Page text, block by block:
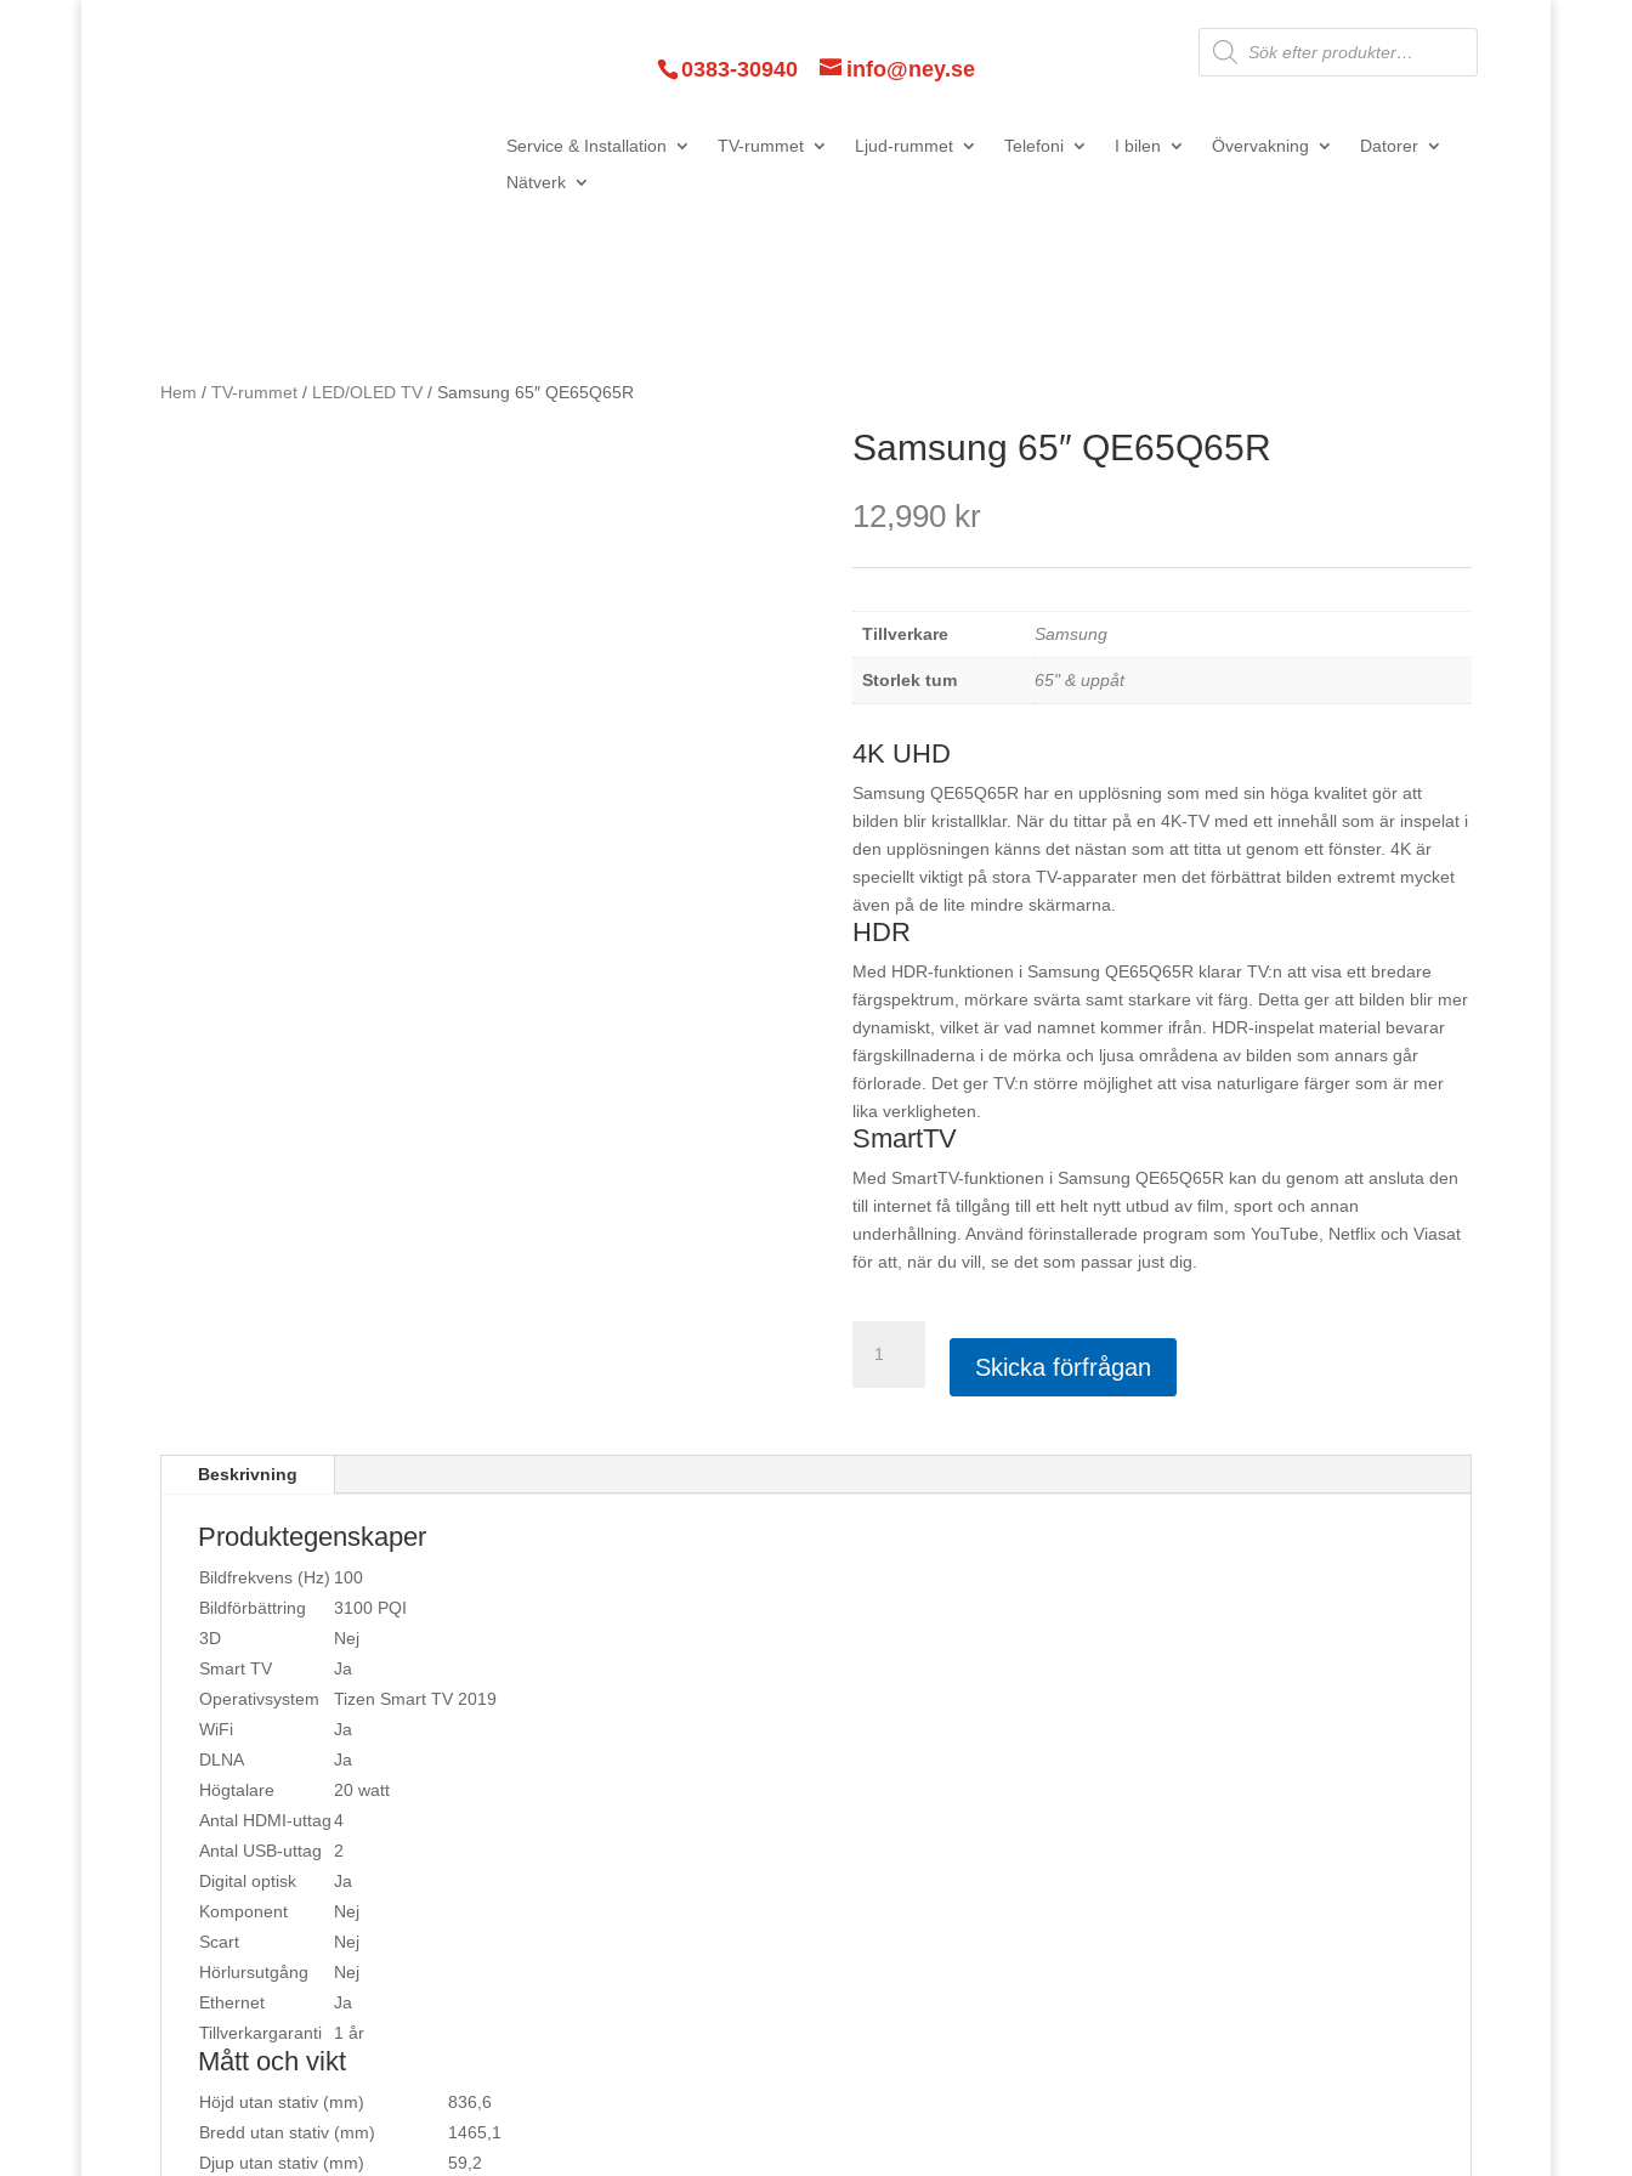
0383-30940 info@ney.se
Products
search
Service & Installation TV-rummet Ljud-rummet Telefoni I bilen Övervakning
Datorer
Nätverk
Hem / TV-rummet / LED/OLED TV / Samsung 65″ QE65Q65R
Samsung 65″ QE65Q65R
12,990 kr
Tillverkare Samsung
Storlek tum 65" & uppåt
4K UHD
Samsung QE65Q65R har en upplösning som med sin höga kvalitet gör att
bilden blir kristallklar. När du tittar på en 4K-TV med ett innehåll som är inspelat i
den upplösningen känns det nästan som att titta ut genom ett fönster. 4K är
speciellt viktigt på stora TV-apparater men det förbättrat bilden extremt mycket
även på de lite mindre skärmarna.
HDR
Med HDR-funktionen i Samsung QE65Q65R klarar TV:n att visa ett bredare
färgspektrum, mörkare svärta samt starkare vit färg. Detta ger att bilden blir mer
dynamiskt, vilket är vad namnet kommer ifrån. HDR-inspelat material bevarar
färgskillnaderna i de mörka och ljusa områdena av bilden som annars går
förlorade. Det ger TV:n större möjlighet att visa naturligare färger som är mer
lika verkligheten.
SmartTV
Med SmartTV-funktionen i Samsung QE65Q65R kan du genom att ansluta den
till internet få tillgång till ett helt nytt utbud av film, sport och annan
underhållning. Använd förinstallerade program som YouTube, Netflix och Viasat
för att, när du vill, se det som passar just dig.
65"
Skicka förfrågan
Beskrivning
Produktegenskaper
Bildfrekvens (Hz) 100
Bildförbättring
3100 PQI
3D
Nej
Smart TV
Ja
Operativsystem
Tizen Smart TV 2019
WiFi
Ja
DLNA
Ja
Högtalare
20 watt
Antal HDMI-uttag4
Antal USB-uttag
2
Digital optisk
Ja
Komponent
Nej
Scart
Nej
Hörlursutgång
Nej
Ethernet
Ja
Tillverkargaranti
1 år
Mått och vikt
Höjd utan stativ (mm)
836,6
Bredd utan stativ (mm)
1465,1
Djup utan stativ (mm)
59,2